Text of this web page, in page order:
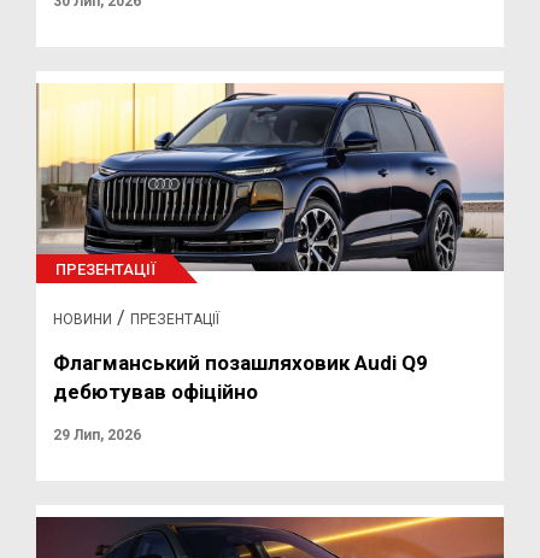
ПРЕЗЕНТАЦІЇ
НОВИНИ / ПРЕЗЕНТАЦІЇ
Флагманський позашляховик Audi Q9
дебютував офіційно
29 Лип, 2026